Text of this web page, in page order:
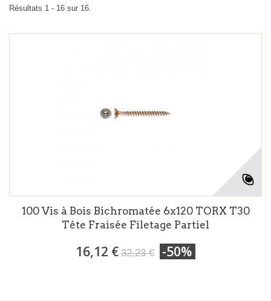
Résultats 1 - 16 sur 16.
100 Vis à Bois Bichromatée 6x120 TORX T30
Tête Fraisée Filetage Partiel
16,12 € 32,23 € -50%